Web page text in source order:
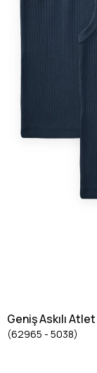
Geniş Askılı
(62965 - 5038)